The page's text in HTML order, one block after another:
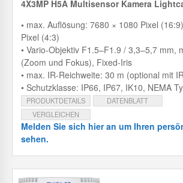
4X3MP H5A Multisensor Kamera
• max. Auflösung: 7680 × 1080 Pixel
Pixel (4:3)
• Vario-Objektiv F1.5–F1.9 / 3,3–5,7 mm,
(Zoom und Fokus), Fixed-Iris
• max. IR-Reichweite: 30 m (optional mit
• Schutzklasse: IP66, IP67, IK10, NEMA
PRODUKTDETAILS
DATENBLATT
VERGLEICHEN
Melden Sie sich hier an um Ihren
sehen.